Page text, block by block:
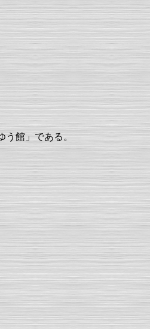
う館」である。